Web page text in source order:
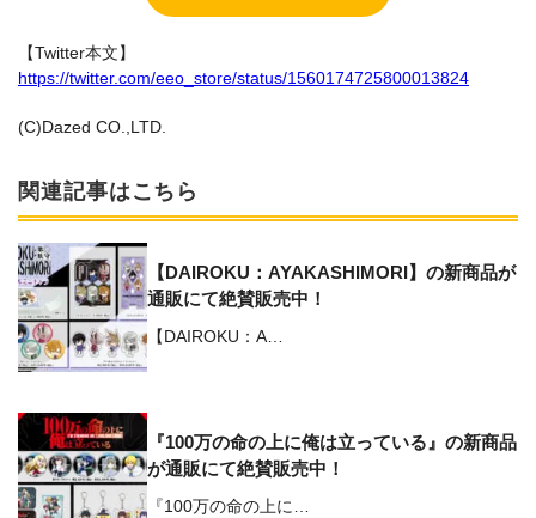
【Twitter本文】
https://twitter.com/eeo_store/status/1560174725800013824
(C)Dazed CO.,LTD.
関連記事はこちら
【DAIROKU：AYAKASHIMORI】の新商品が
通販にて絶賛販売中！
【DAIROKU：A…
『100万の命の上に俺は立っている』の新商品
が通販にて絶賛販売中！
『100万の命の上に…